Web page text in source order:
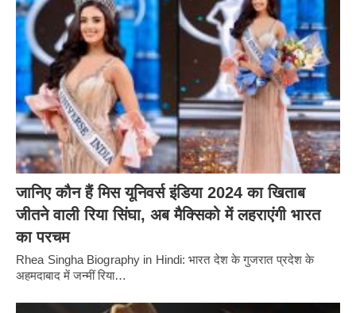
जानिए कौन हैं मिस यूनिवर्स इंडिया 2024 का खिताब
जीतने वाली रिया सिंघा, अब मैक्सिको में लहराएंगी भारत
का परचम
Rhea Singha Biography in Hindi: भारत देश के गुजरात प्रदेश के
अहमदाबाद में जन्मीं रिया…